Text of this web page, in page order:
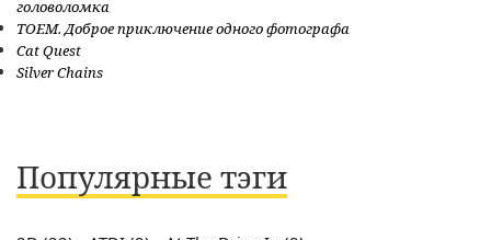
головоломка
TOEM. Доброе приключение одного фотографа
Cat Quest
Silver Chains
Популярные тэги